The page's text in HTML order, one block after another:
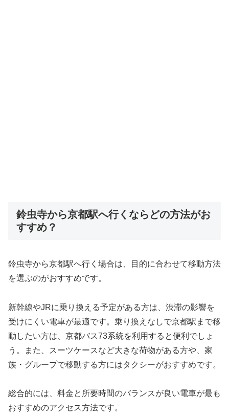
鈴虫寺から京都駅へ行くならどの方法がお
すすめ？
鈴虫寺から京都駅へ行く場合は、目的に合わせて移動方法
を選ぶのがおすすめです。
新幹線やJRに乗り換える予定がある方は、渋滞の影響を
受けにくい電車が最適です。乗り換えなしで京都駅まで移
動したい方は、京都バス73系統を利用すると便利でしょ
う。また、スーツケースなど大きな荷物がある方や、家
族・グループで移動する方にはタクシーがおすすめです。
総合的には、料金と所要時間のバランスが良い電車が最も
おすすめのアクセス方法です。